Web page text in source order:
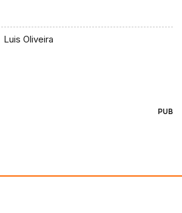
Luis Oliveira
PUB